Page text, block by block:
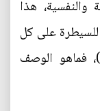
هذا
للسيطرة على كل
فماهو الوصف